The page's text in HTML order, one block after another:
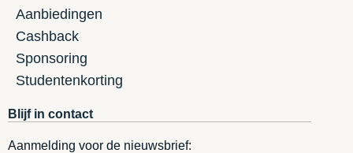
Aanbiedingen
Cashback
Sponsoring
Studentenkorting
Blijf in contact
Aanmelding voor de nieuwsbrief: